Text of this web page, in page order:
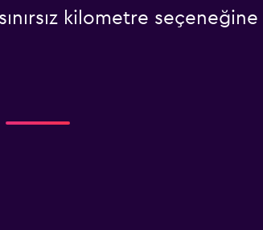
kilometre seçeneğine